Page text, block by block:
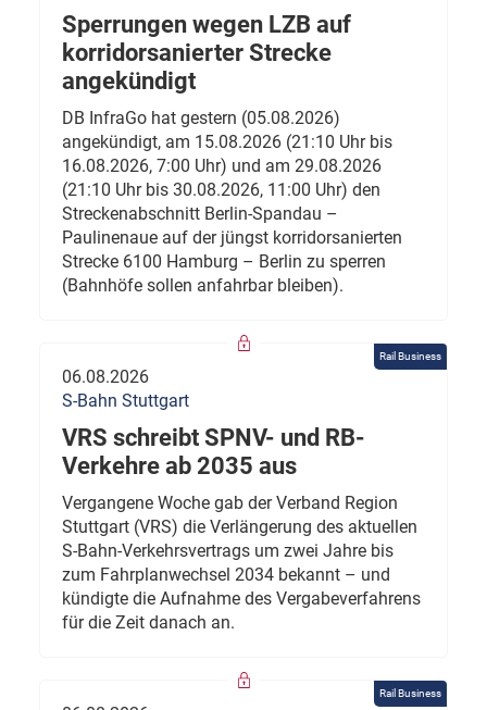
Sperrungen wegen LZB auf
korridorsanierter Strecke
angekündigt
DB InfraGo hat gestern (05.08.2026)
angekündigt, am 15.08.2026 (21:10 Uhr bis
16.08.2026, 7:00 Uhr) und am 29.08.2026
(21:10 Uhr bis 30.08.2026, 11:00 Uhr) den
Streckenabschnitt Berlin-Spandau –
Paulinenaue auf der jüngst korridorsanierten
Strecke 6100 Hamburg – Berlin zu sperren
(Bahnhöfe sollen anfahrbar bleiben).
Rail Business
06.08.2026
S-Bahn Stuttgart
VRS schreibt SPNV- und RB-
Verkehre ab 2035 aus
Vergangene Woche gab der Verband Region
Stuttgart (VRS) die Verlängerung des aktuellen
S-Bahn-Verkehrsvertrags um zwei Jahre bis
zum Fahrplanwechsel 2034 bekannt – und
kündigte die Aufnahme des Vergabeverfahrens
für die Zeit danach an.
Rail Business